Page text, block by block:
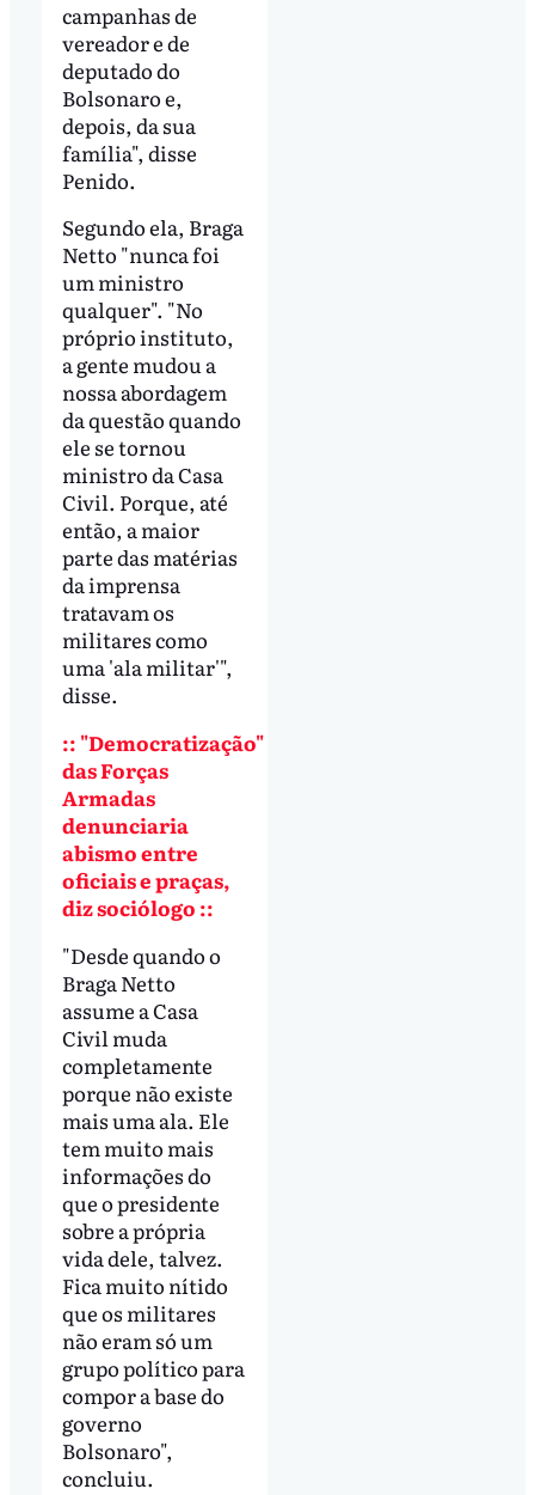
campanhas de
vereador e de
deputado do
Bolsonaro e,
depois, da sua
família", disse
Penido.
Segundo ela, Braga
Netto "nunca foi
um ministro
qualquer". "No
próprio instituto,
a gente mudou a
nossa abordagem
da questão quando
ele se tornou
ministro da Casa
Civil. Porque, até
então, a maior
parte das matérias
da imprensa
tratavam os
militares como
uma 'ala militar'",
disse.
:: "Democratização"
das Forças
Armadas
denunciaria
abismo entre
oficiais e praças,
diz sociólogo ::
"Desde quando o
Braga Netto
assume a Casa
Civil muda
completamente
porque não existe
mais uma ala. Ele
tem muito mais
informações do
que o presidente
sobre a própria
vida dele, talvez.
Fica muito nítido
que os militares
não eram só um
grupo político para
compor a base do
governo
Bolsonaro",
concluiu.